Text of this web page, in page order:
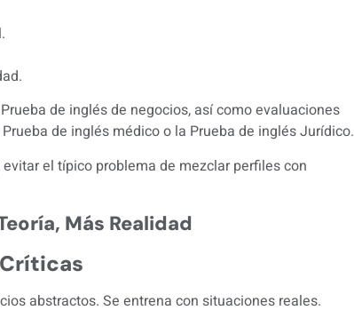
Prueba de inglés de negocios, así como evaluaciones
Prueba de inglés médicoo la Prueba de inglés Jurídico.
el típico problema de mezclar perfiles con
Más Realidad
abstractos. Se entrena con situaciones reales.